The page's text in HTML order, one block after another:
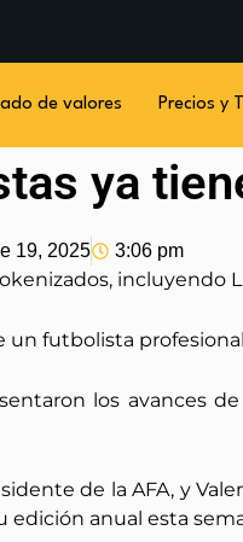
de valores Precios y
ya
19, 2025 3:06 pm
incluyendo
un futbolista
los avances
de la AFA, y
anual esta